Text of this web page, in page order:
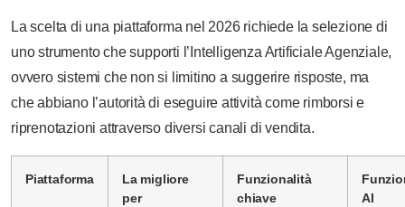
La scelta di una piattaforma nel 2026 richiede la selezione di
uno strumento che supporti l’Intelligenza Artificiale Agenziale,
ovvero sistemi che non si limitino a suggerire risposte, ma
che abbiano l’autorità di eseguire attività come rimborsi e
riprenotazioni attraverso diversi canali di vendita.
Piattaforma
La migliore
per
Funzionalità
chiave
AI